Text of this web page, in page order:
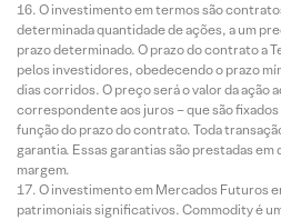
O investimento em termos são
determinada quantidade de ações, a um
prazo determinado. O prazo do contrato a
pelos investidores, obedecendo o prazo
dias corridos. O preço será o valor da ação
correspondente aos juros – que são
função do prazo do contrato. Toda
garantia. Essas garantias são prestadas
margem.
O investimento em Mercados Futuros
patrimoniais significativos. Commodity é